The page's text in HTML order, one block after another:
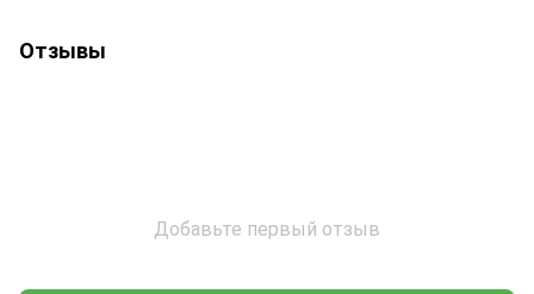
Отзывы
Добавьте первый отзыв